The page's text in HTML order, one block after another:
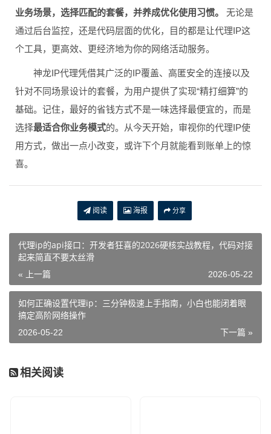
业务场景，选择匹配的套餐，并养成优化使用习惯。
无论是
通过后台监控，还是代码层面的优化，目的都是让代理IP这
个工具，更高效、更经济地为你的网络活动服务。
神龙IP代理凭借其广泛的IP覆盖、高匿安全的连接以及
针对不同场景设计的套餐，为用户提供了实现“精打细算”的
基础。记住，最好的省钱方式不是一味选择最便宜的，而是
选择最适合你业务模式的。从今天开始，审视你的代理IP使
用方式，做出一点小改变，或许下个月就能看到账单上的惊
喜。
阅读 海报 分享
代理ip的api接口：开发者狂喜的2026硬核实战教程，代码对接
起来简直不要太丝滑
« 上一篇 2026-05-22
如何正确设置代理ip：三分钟极速上手指南，小白也能闭着眼
搞定高阶网络操作
下一篇 »
2026-05-22
相关阅读